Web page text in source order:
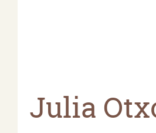
Julia